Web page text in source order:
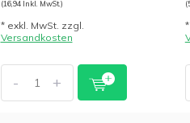
(16,94 Inkl. MwSt.)
* exkl. MwSt. zzgl.
Versandkosten
- +